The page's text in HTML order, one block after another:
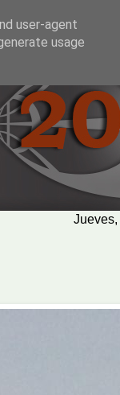
user-agent
usage